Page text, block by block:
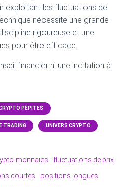
exploitant les fluctuations de
nécessite une grande
rigoureuse et une
pour être efficace.
financier ni une incitation à
PÉPITES
TRADING UNIVERS CRYPTO
monnaies
fluctuations de prix
courtes
positions longues